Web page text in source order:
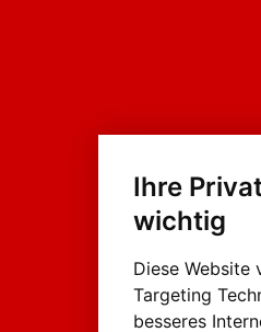
Ihre
wichtig
Diese Website
Targeting
besseres